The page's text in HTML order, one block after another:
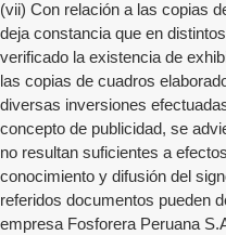
(vii) Con relación a las copias
deja constancia que en
verificado la existencia de
las copias de cuadros
diversas inversiones
concepto de publicidad, se
no resultan suficientes a
conocimiento y difusión del
referidos documentos pueden
empresa Fosforera Peruana